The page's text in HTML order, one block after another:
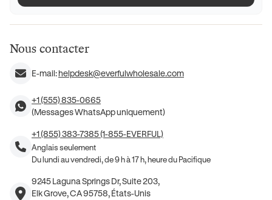
Nous contacter
E-mail:helpdesk@everfulwholesale.com
+1 (555) 835-0665
(Messages WhatsApp uniquement)
+1 (855) 383-7385 (1-855-EVERFUL)
Anglais seulement
Du lundi au vendredi, de 9 h à 17 h, heure du Pacifique
9245 Laguna Springs Dr, Suite 203,
Elk Grove, CA 95758, États-Unis